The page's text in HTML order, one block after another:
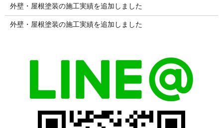
外壁・屋根塗装の施工実績を追加しました
外壁・屋根塗装の施工実績を追加しました